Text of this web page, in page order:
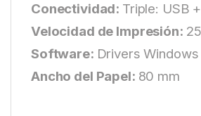
Conectividad: Triple: USB
Velocidad de Impresión:
Software: Drivers Windows
Ancho del Papel: 80 mm